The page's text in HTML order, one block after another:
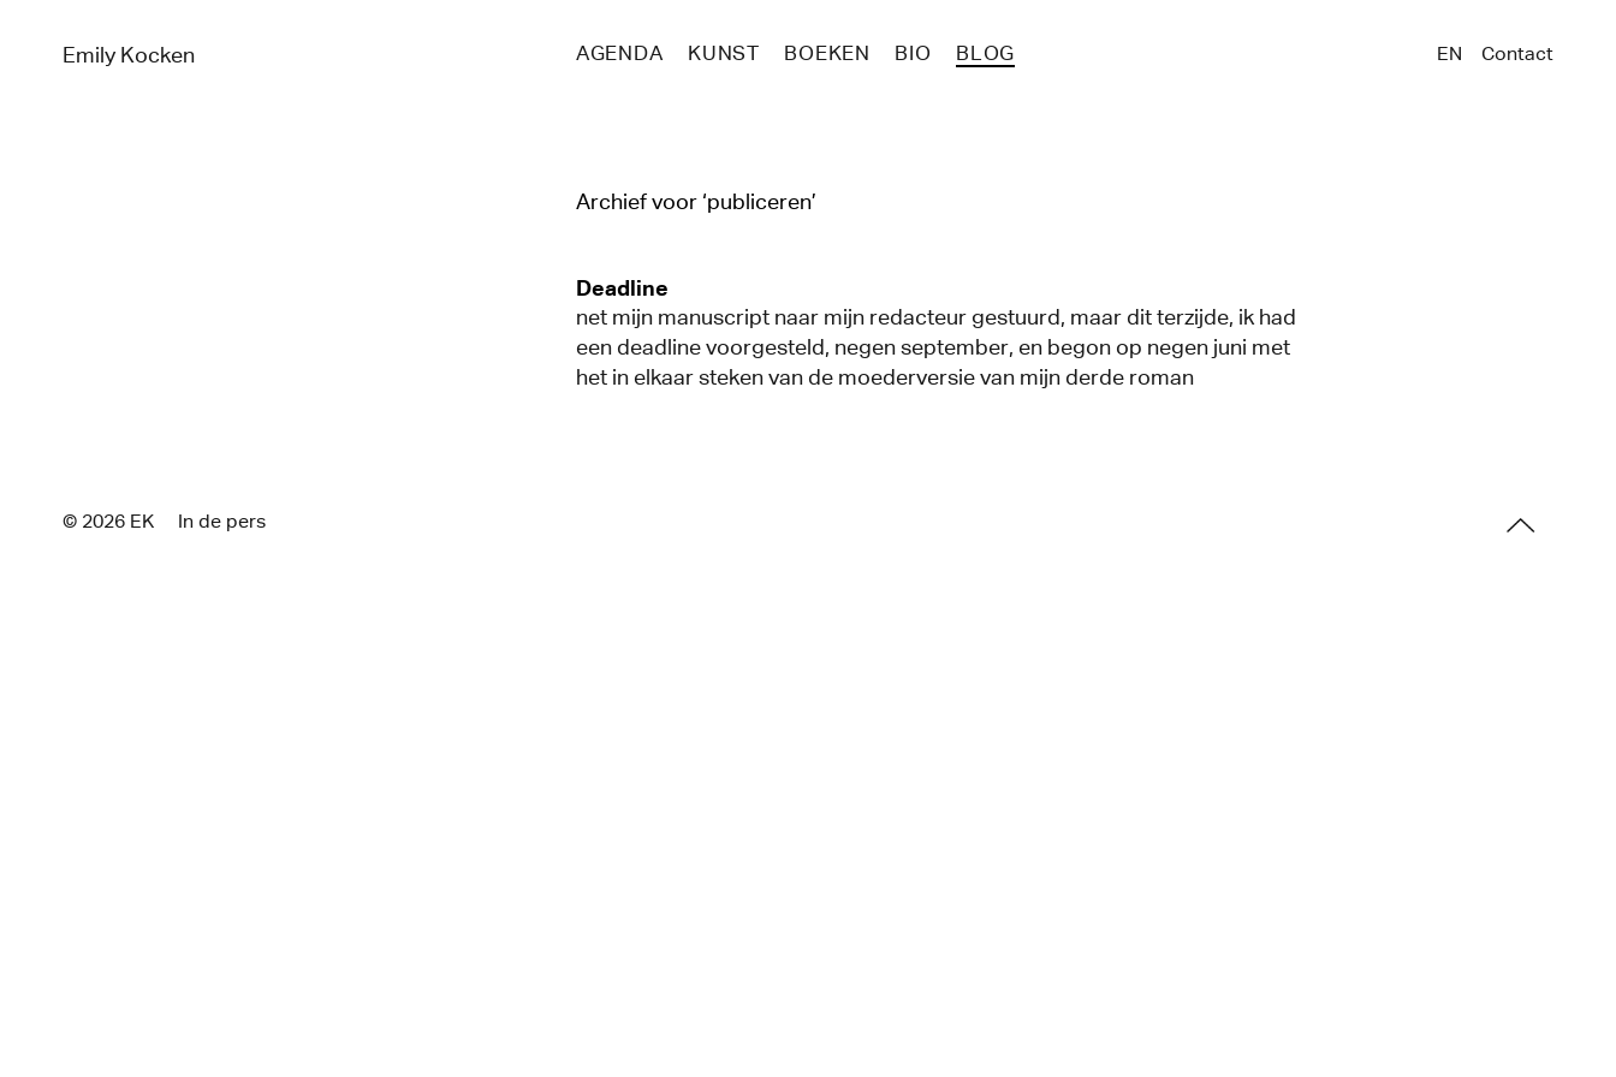
Emily Kocken AGENDA KUNST BOEKEN BIO BLOG EN Contact
Archief voor ‘publiceren’
Deadline
net mijn manuscript naar mijn redacteur gestuurd, maar dit terzijde, ik had
een deadline voorgesteld, negen september, en begon op negen juni met
het in elkaar steken van de moederversie van mijn derde roman
© 2026 EK In de pers